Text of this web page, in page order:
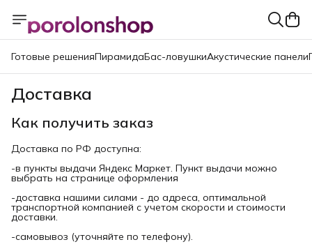
Готовые решенияПирамидаБас-ловушкиАкустические панели
Доставка
Как получить заказ
Доставка по РФ доступна:
-в пункты выдачи Яндекс Маркет. Пункт выдачи можно
выбрать на странице оформления
-доставка нашими силами - до адреса, оптимальной
транспортной компанией с учетом скорости и стоимости
доставки.
-самовывоз (уточняйте по телефону).